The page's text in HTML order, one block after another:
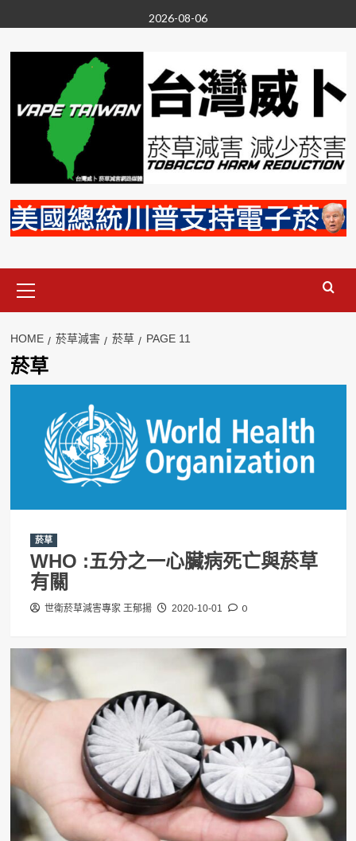
to
content
2026-08-06
Menu
HOME 菸草減害 菸草 PAGE 11
菸草
菸草
WHO :五分之一心臟病死亡與菸草
有關
世衛菸草減害專家 王郁揚 2020-10-01 0